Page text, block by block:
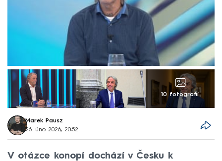
10 fotografií
Marek Pausz
26. úno 2026, 20:52
V otázce konopí dochází v Česku k